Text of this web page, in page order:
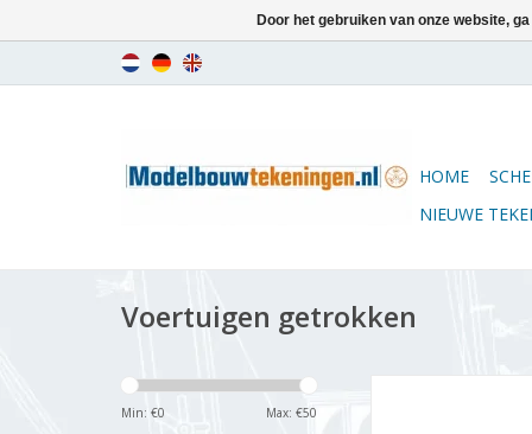
HOME
NIEUWE
Voertuigen getrokken
Min: €0 Max: €50
Door het gebruiken van onze website,